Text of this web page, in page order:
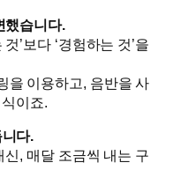
했습니다.
’보다 ‘경험하는 것’을
을 이용하고, 음반을 사
이죠.
다.
, 매달 조금씩 내는 구